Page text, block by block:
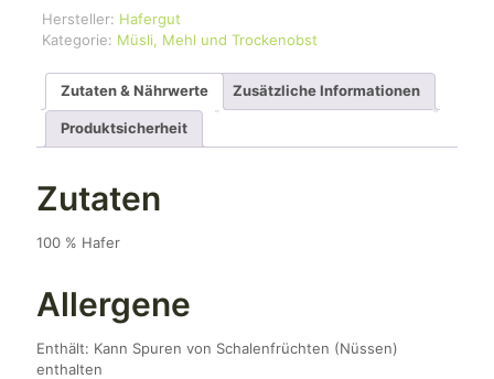
Hersteller: Hafergut
Kategorie: Müsli, Mehl und Trockenobst
Zutaten & Nährwerte Zusätzliche Informationen
Produktsicherheit
Zutaten
100 % Hafer
Allergene
Enthält: Kann Spuren von Schalenfrüchten (Nüssen)
enthalten